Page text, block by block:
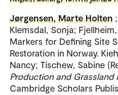
Jørgensen, Marte Holten
Klemsdal, Sonja;
Markers for Defining Site
Restoration in Norway.
Nancy; Tischew, Sabine
Production and Grassland
Cambridge Scholars